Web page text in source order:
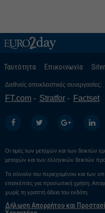
Ταυτότητα Επικοινωνία
Διεθνείς αποκλειστικές συνεργασίες:
FT.com Stratfor Factset
Οι τιμές των μετοχών και των δεικτών
μετοχών και των ελληνικών δεικτών
Το σύνολο του περιεχομένου και των
επισκέπτες για προσωπική χρήση.
χωρίς τη γραπτή άδεια του εκδότη.
Δήλωση Απορρήτου και